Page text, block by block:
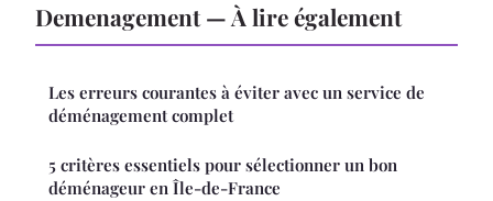
Demenagement — À lire également
Les erreurs courantes à éviter avec un service de
déménagement complet
5 critères essentiels pour sélectionner un bon
déménageur en Île-de-France